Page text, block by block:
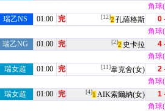
角球
瑞乙NS
01:00 完 [12]2 孔薩格斯
0
角球
瑞乙NG
01:00 完 [2]2 史卡拉
4
角球
瑞女超
01:00 完 [11]韋克舍(女)
2
角球
瑞女超
01:00 完 [4]1 AIK索爾納(女)
1
角球